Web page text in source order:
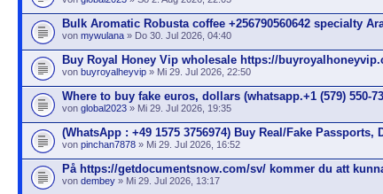
Bulk Aromatic Robusta coffee +256790560642 specialty
von mywulana » Do 30. Jul 2026, 04:40
Buy Royal Honey Vip wholesale https://
von buyroyalheyvip » Mi 29. Jul 2026, 22:50
Where to buy fake euros, dollars (whatsapp.+1 (579) 550-
von global2023 » Mi 29. Jul 2026, 19:35
(WhatsApp : +49 1575 3756974) Buy Real/Fake Passports,
von pinchan7878 » Mi 29. Jul 2026, 16:52
På https://getdocumentsnow.com/sv/ kommer du att
von dembey » Mi 29. Jul 2026, 13:17